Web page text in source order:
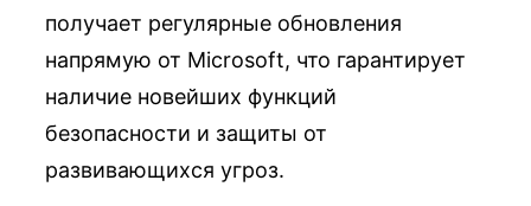
получает регулярные обновления
напрямую от Microsoft, что гарантирует
наличие новейших функций
безопасности и защиты от
развивающихся угроз.